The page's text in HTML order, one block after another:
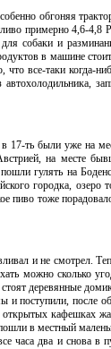
обгоняя
примерно 4,6-4,8
собаки и
в машине
все-таки когда-
17-ть были уже на
на месте
гулять на
городка, озеро
пиво тоже
и не смотрел.
можно сколько
деревянные
и поступили, после
открытых кафешках
в местный
часа два и снова в